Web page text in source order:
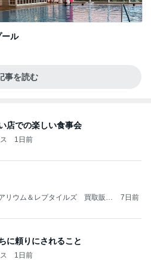
ール
事を読む
店での楽しい食事会
1日前
リウム＆レプタイルズ 買取販売
7日前
に頼りにされること
1日前